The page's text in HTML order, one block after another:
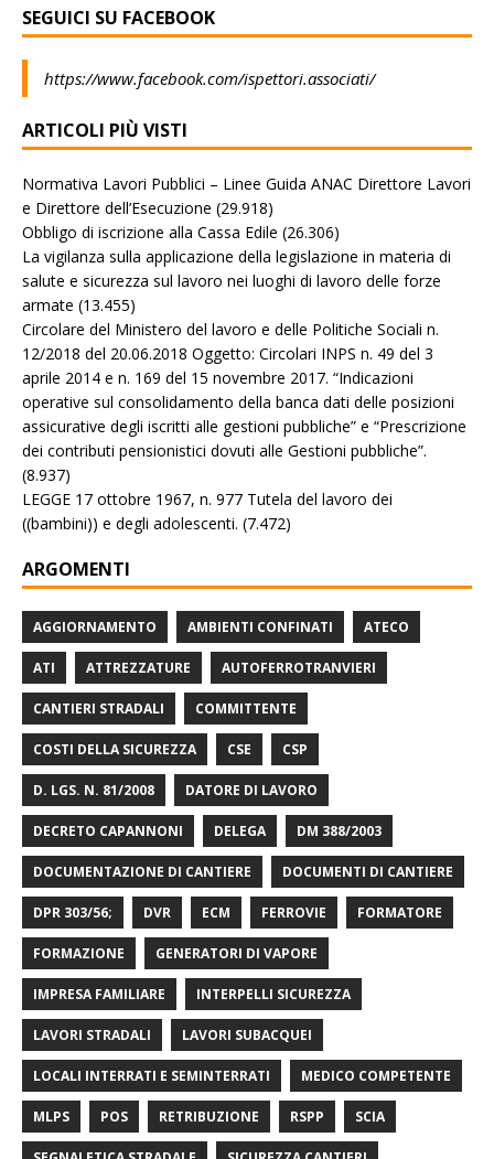
SEGUICI SU FACEBOOK
https://www.facebook.com/ispettori.associati/
ARTICOLI PIÙ VISTI
Normativa Lavori Pubblici – Linee Guida ANAC Direttore Lavori
e Direttore dell’Esecuzione (29.918)
Obbligo di iscrizione alla Cassa Edile (26.306)
La vigilanza sulla applicazione della legislazione in materia di
salute e sicurezza sul lavoro nei luoghi di lavoro delle forze
armate (13.455)
Circolare del Ministero del lavoro e delle Politiche Sociali n.
12/2018 del 20.06.2018 Oggetto: Circolari INPS n. 49 del 3
aprile 2014 e n. 169 del 15 novembre 2017. “Indicazioni
operative sul consolidamento della banca dati delle posizioni
assicurative degli iscritti alle gestioni pubbliche” e “Prescrizione
dei contributi pensionistici dovuti alle Gestioni pubbliche”.
(8.937)
LEGGE 17 ottobre 1967, n. 977 Tutela del lavoro dei
((bambini)) e degli adolescenti. (7.472)
ARGOMENTI
AGGIORNAMENTO AMBIENTI CONFINATI ATECO
ATI ATTREZZATURE AUTOFERROTRANVIERI
CANTIERI STRADALI COMMITTENTE
COSTI DELLA SICUREZZA CSE CSP
D. LGS. N. 81/2008 DATORE DI LAVORO
DECRETO CAPANNONI DELEGA DM 388/2003
DOCUMENTAZIONE DI CANTIERE DOCUMENTI DI CANTIERE
DPR 303/56; DVR ECM FERROVIE FORMATORE
FORMAZIONE GENERATORI DI VAPORE
IMPRESA FAMILIARE INTERPELLI SICUREZZA
LAVORI STRADALI LAVORI SUBACQUEI
LOCALI INTERRATI E SEMINTERRATI MEDICO COMPETENTE
MLPS POS RETRIBUZIONE RSPP SCIA